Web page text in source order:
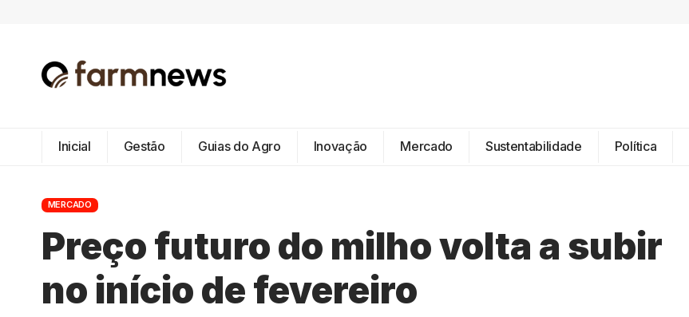
Inicial Gestão Guias do Agro Inovação Mercado Sustentabilidade Política
MERCADO
Preço futuro do milho volta a subir
no início de fevereiro